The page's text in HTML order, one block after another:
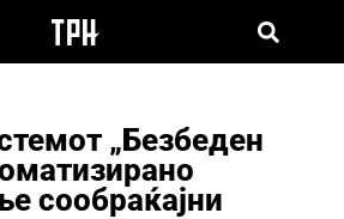
„Безбеден
сообраќајни